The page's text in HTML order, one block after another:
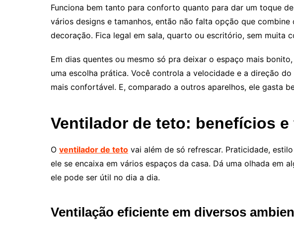
Funciona bem tanto para conforto quanto para dar um toque
vários designs e tamanhos, então não falta opção que
decoração. Fica legal em sala, quarto ou escritório, sem muita
Em dias quentes ou mesmo só pra deixar o espaço mais
uma escolha prática. Você controla a velocidade e a direção
mais confortável. E, comparado a outros aparelhos, ele gasta
Ventilador de teto: benefícios
O ventilador de teto vai além de só refrescar. Praticidade,
ele se encaixa em vários espaços da casa. Dá uma olhada em
ele pode ser útil no dia a dia.
Ventilação eficiente em diversos